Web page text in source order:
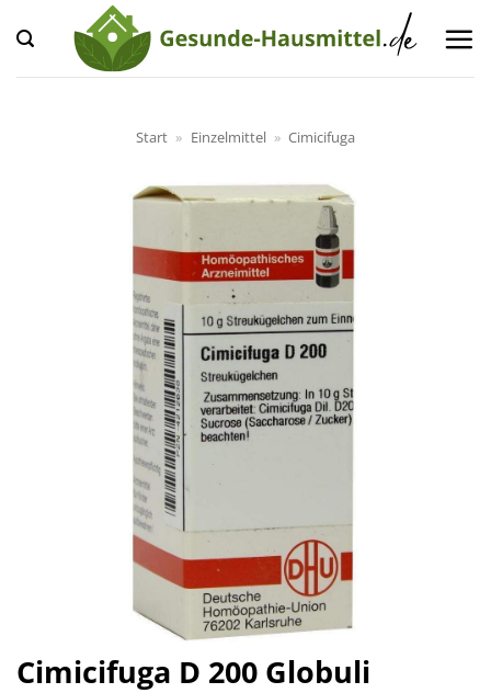
Inhalt
springen
Start » Einzelmittel » Cimicifuga
Cimicifuga D 200 Globuli